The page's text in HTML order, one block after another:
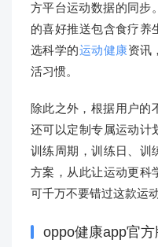
方平台运动数据的同步
的喜好推送包含食疗养
选科学的运动健康资讯
活习惯。
除此之外，根据用户的
还可以定制专属运动计
训练周期，训练日、训
方案，从此让运动更科
可千万不要错过这款运
oppo健康app官方